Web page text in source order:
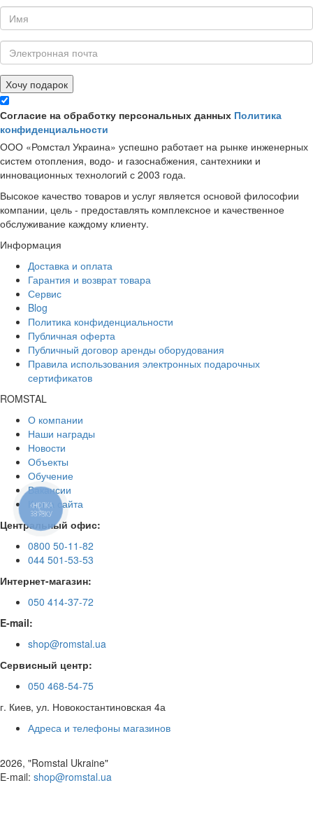
Хочу подарок
Согласие на обработку персональных данных Политика
конфиденциальности
ООО «Ромстал Украина» успешно работает на рынке инженерных
систем отопления, водо- и газоснабжения, сантехники и
инновационных технологий с 2003 года.
Высокое качество товаров и услуг является основой философии
компании, цель - предоставлять комплексное и качественное
обслуживание каждому клиенту.
Информация
Доставка и оплата
Гарантия и возврат товара
Сервис
Blog
Политика конфиденциальности
Публичная оферта
Публичный договор аренды оборудования
Правила использования электронных подарочных
сертификатов
ROMSTAL
О компании
Наши награды
Новости
Объекты
Обучение
Вакансии
Карта сайта
Центральный офис:
0800 50-11-82
044 501-53-53
Интернет-магазин:
050 414-37-72
E-mail:
shop@romstal.ua
Сервисный центр:
050 468-54-75
г. Киев, ул. Новокостантиновская 4а
Адреса и телефоны магазинов
2026, "Romstal Ukraine"
​E-mail: shop@romstal.ua
КНОПКА
ЗВ'ЯЗКУ